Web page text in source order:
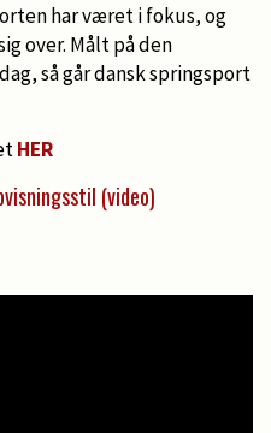
har været i fokus, og
over. Målt på den
så går dansk springsport
HER
(video)